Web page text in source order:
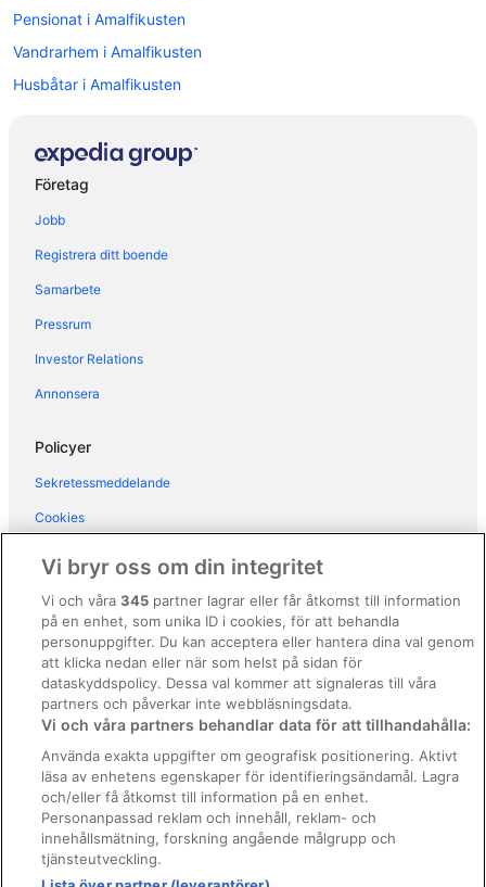
Pensionat i Amalfikusten
Vandrarhem i Amalfikusten
Husbåtar i Amalfikusten
Värdshus i Amalfikusten
Hotell i Centrala Positano
5-Stjärniga hotell i Amalfikusten
5-Stjärniga hotell i Ravello
Hotell i Maiori
Hotell i Pimonte
Hotell i Praiano
Hotell i Ravello
Hotell i San Cosma
Hotell i Scala
Hotell i Tramonti
Semesterparker i Pompeji
Bostäder i Positano
Husvagnscampingar i Positano
Slott i Positano
Husvagnscampingar i Ravello
Gårdshotell i Sorrento
Företag
Jobb
Registrera ditt boende
Samarbete
Pressrum
Investor Relations
Annonsera
Policyer
Sekretessmeddelande
Cookies
Regler och villkor för Vrbo
Tillgänglighetsanpassning
Juridisk information/Kontakta oss
Riktlinjer för innehåll och anmäla innehåll
Hjälp
Kontakta oss
Avboka eller ändra din bokning
Vi bryr oss om din integritet
Vi och våra345 partner lagrar eller får åtkomst till information
på en enhet, som unika ID i cookies, för att behandla
personuppgifter. Du kan acceptera eller hantera dina val genom
att klicka nedan eller när som helst på sidan för
dataskyddspolicy. Dessa val kommer att signaleras till våra
partners och påverkar inte webbläsningsdata.
Vi och våra partners behandlar data för att tillhandahålla:
Använda exakta uppgifter om geografisk positionering. Aktivt
läsa av enhetens egenskaper för identifieringsändamål. Lagra
och/eller få åtkomst till information på en enhet.
Personanpassad reklam och innehåll, reklam- och
innehållsmätning, forskning angående målgrupp och
tjänsteutveckling.